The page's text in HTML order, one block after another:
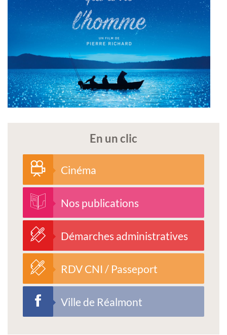
En un clic
Cinéma
Nos publications
Démarches administratives
RDV CNI / Passeport
Ville de Réalmont